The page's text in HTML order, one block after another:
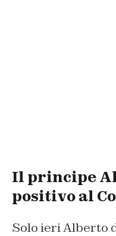
Il principe
positivo al
Solo ieri Alberto